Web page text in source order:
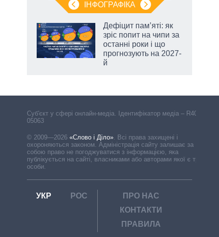
ІНФОГРАФІКА
Дефіцит пам’яті: як
зріс попит на чипи за
останні роки і що
прогнозують на 2027-
й
Cуб'єкт у сфері онлайн-медіа. Ідентифікатор медіа – R40-
05063
© 2009—2026 «Слово і Діло». Всі права захищені і
охороняються законом. Адміністрація сайту залишає за
собою право не погоджуватися з інформацією, яка
публікується на сайті, власниками або авторами якої є треті
особи.
УКР РОС
ПРО НАС
КОНТАКТИ
ПРАВИЛА